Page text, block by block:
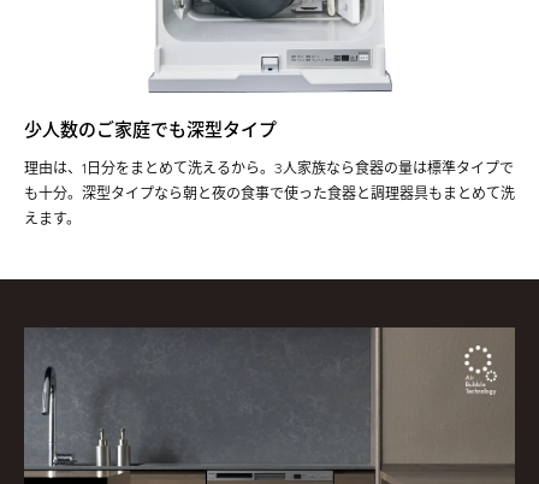
少人数のご家庭でも深型タイプ
理由は、1日分をまとめて洗えるから。3人家族なら食器の量は標準タイプで
も十分。深型タイプなら朝と夜の食事で使った食器と調理器具もまとめて洗
えます。